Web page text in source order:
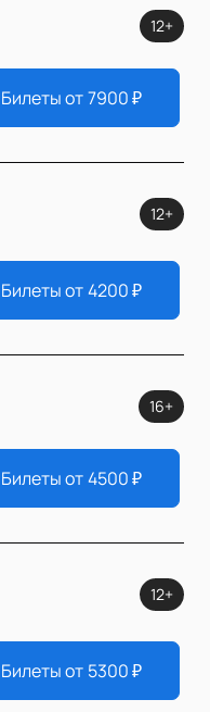
12+
Билеты от7900₽
12+
Билеты от4200₽
16+
Билеты от4500₽
12+
Билеты от 5300₽